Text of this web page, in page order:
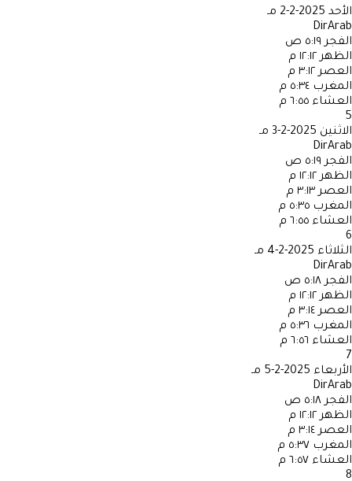
الأحد 2025-2-2 مـ
DirArab
الفجر ٥:١٩ ص
الظهر ١٢:١٢ م
العصر ٣:١٢ م
المغرب ٥:٣٤ م
العشاء ٦:٥٥ م
5
الاثنين 2025-2-3 مـ
DirArab
الفجر ٥:١٩ ص
الظهر ١٢:١٢ م
العصر ٣:١٣ م
المغرب ٥:٣٥ م
العشاء ٦:٥٥ م
6
الثلاثاء 2025-2-4 مـ
DirArab
الفجر ٥:١٨ ص
الظهر ١٢:١٢ م
العصر ٣:١٤ م
المغرب ٥:٣٦ م
العشاء ٦:٥٦ م
7
الأربعاء 2025-2-5 مـ
DirArab
الفجر ٥:١٨ ص
الظهر ١٢:١٢ م
العصر ٣:١٤ م
المغرب ٥:٣٧ م
العشاء ٦:٥٧ م
8